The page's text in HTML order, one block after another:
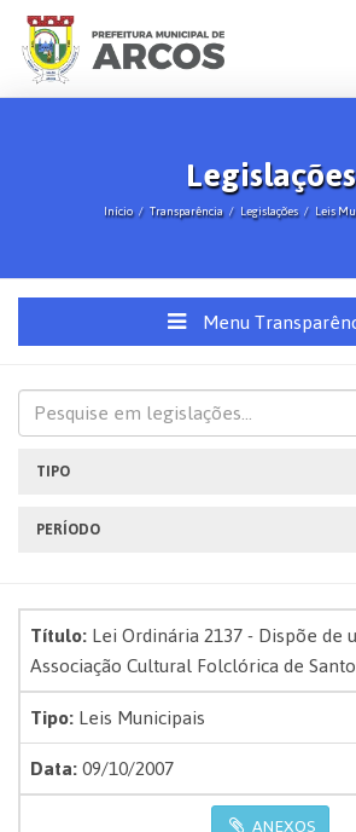
Legislações
Início Transparência Legislações Leis
Menu
TIPO
PERÍODO
Título:Lei Ordinária 2137 - Dispõe de
Associação Cultural Folclórica de
Tipo:Leis Municipais
Data:09/10/2007